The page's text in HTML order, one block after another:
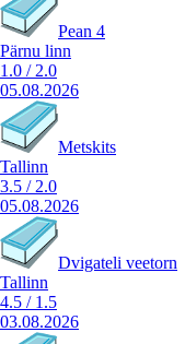
Pean 4
Pärnu linn
1.0 / 2.0
05.08.2026
Metskits
Tallinn
3.5 / 2.0
05.08.2026
Dvigateli veetorn
Tallinn
4.5 / 1.5
03.08.2026